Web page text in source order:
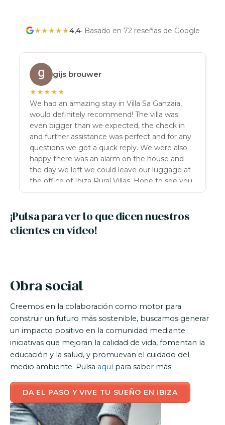
★★★★★4,4· Basado en 72 reseñas de Google
gijs brouwer
★★★★★
We had an amazing stay in Villa Sa Ganzaia,
would definitely recommend! The villa was
even bigger than we expected, the check in
and further assistance was perfect and for any
questions we got a quick reply. We were also
happy there was an alarm on the house and
the day we left we could leave our luggage at
the office of Ibiza Rural Villas. Hope to see you
next time. Regards, Gijs Brouwer
¡Pulsa para ver lo que dicen nuestros
clientes en vídeo!
Obra social
Creemos en la colaboración como motor para
construir un futuro más sostenible, buscamos generar
un impacto positivo en la comunidad mediante
iniciativas que mejoran la calidad de vida, fomentan la
educación y la salud, y promuevan el cuidado del
medio ambiente. Pulsa aquípara saber más.
DA EL PASO Y VIVE TU SUEÑO EN IBIZA